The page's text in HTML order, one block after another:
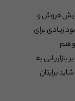
فروش و
زیادی برای
و هم
به
برایتان